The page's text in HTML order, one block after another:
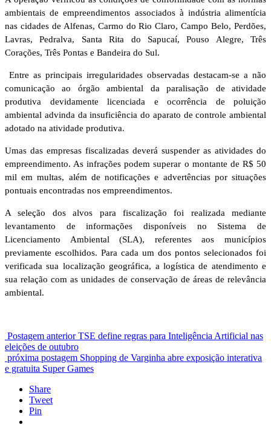
ambientais de empreendimentos associados à indústria alimentícia
nas cidades de Alfenas, Carmo do Rio Claro, Campo Belo, Perdões,
Lavras, Pedralva, Santa Rita do Sapucaí, Pouso Alegre, Três
Corações, Três Pontas e Bandeira do Sul.
Entre as principais irregularidades observadas destacam-se a não
comunicação ao órgão ambiental da paralisação de atividade
produtiva devidamente licenciada e ocorrência de poluição
ambiental advinda da insuficiência do aparato de controle ambiental
adotado na atividade produtiva.
Umas das empresas fiscalizadas deverá suspender as atividades do
empreendimento. As infrações podem superar o montante de R$ 50
mil em multas, além de notificações e advertências por situações
pontuais encontradas nos empreendimentos.
A seleção dos alvos para fiscalização foi realizada mediante
levantamento de informações disponíveis no Sistema de
Licenciamento Ambiental (SLA), referentes aos municípios
previamente escolhidos. Para cada um dos pontos selecionados foi
verificada sua localização geográfica, a logística de atendimento e
sua relação com as unidades de conservação de áreas de relevância
ambiental.
Postagem anterior TSE define regras para Inteligência Artificial nas
eleições de outubro
próxima postagem Shopping de Varginha abre exposição interativa
e gratuita Super Games
Share
Tweet
Pin